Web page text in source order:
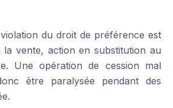
du droit de préférence est
vente, action en substitution au
Une opération de cession mal
être paralysée pendant des